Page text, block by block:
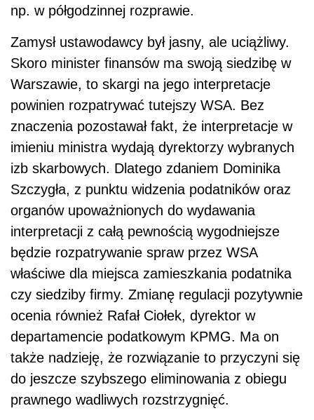
np. w półgodzinnej rozprawie.
Zamysł ustawodawcy był jasny, ale uciążliwy.
Skoro minister finansów ma swoją siedzibę w
Warszawie, to skargi na jego interpretacje
powinien rozpatrywać tutejszy WSA. Bez
znaczenia pozostawał fakt, że interpretacje w
imieniu ministra wydają dyrektorzy wybranych
izb skarbowych. Dlatego zdaniem Dominika
Szczygła, z punktu widzenia podatników oraz
organów upoważnionych do wydawania
interpretacji z całą pewnością wygodniejsze
będzie rozpatrywanie spraw przez WSA
właściwe dla miejsca zamieszkania podatnika
czy siedziby firmy. Zmianę regulacji pozytywnie
ocenia również Rafał Ciołek, dyrektor w
departamencie podatkowym KPMG. Ma on
także nadzieję, że rozwiązanie to przyczyni się
do jeszcze szybszego eliminowania z obiegu
prawnego wadliwych rozstrzygnięć.